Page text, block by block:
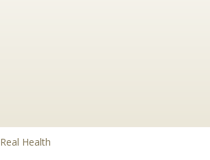
Real Health